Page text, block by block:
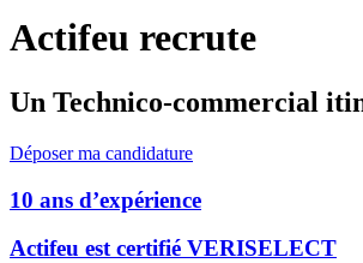
Actifeu recrute
Un Technico-commercial
Déposer ma candidature
10 ans d’expérience
Actifeu est certifié VERISELECT